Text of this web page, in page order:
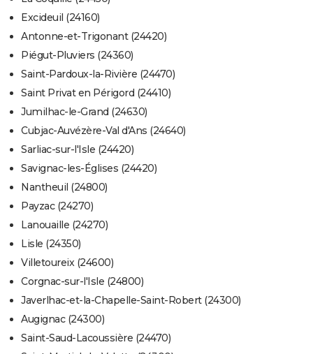
Excideuil (24160)
Antonne-et-Trigonant (24420)
Piégut-Pluviers (24360)
Saint-Pardoux-la-Rivière (24470)
Saint Privat en Périgord (24410)
Jumilhac-le-Grand (24630)
Cubjac-Auvézère-Val d'Ans (24640)
Sarliac-sur-l'Isle (24420)
Savignac-les-Églises (24420)
Nantheuil (24800)
Payzac (24270)
Lanouaille (24270)
Lisle (24350)
Villetoureix (24600)
Corgnac-sur-l'Isle (24800)
Javerlhac-et-la-Chapelle-Saint-Robert (24300)
Augignac (24300)
Saint-Saud-Lacoussière (24470)